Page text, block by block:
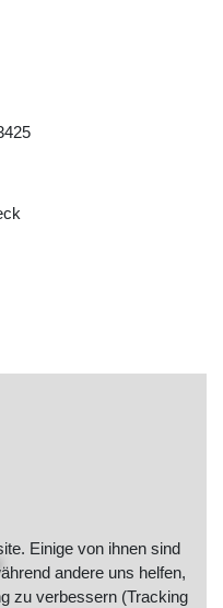
Einige von ihnen sind
andere uns helfen,
zu verbessern (Tracking